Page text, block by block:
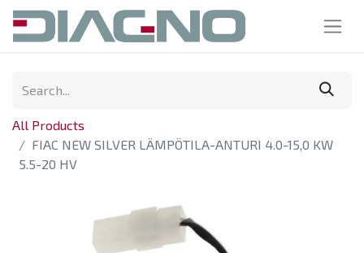
All Products
FIAC NEW SILVER LÄMPÖTILA-ANTURI 4.0-15,0 KW
5.5-20 HV